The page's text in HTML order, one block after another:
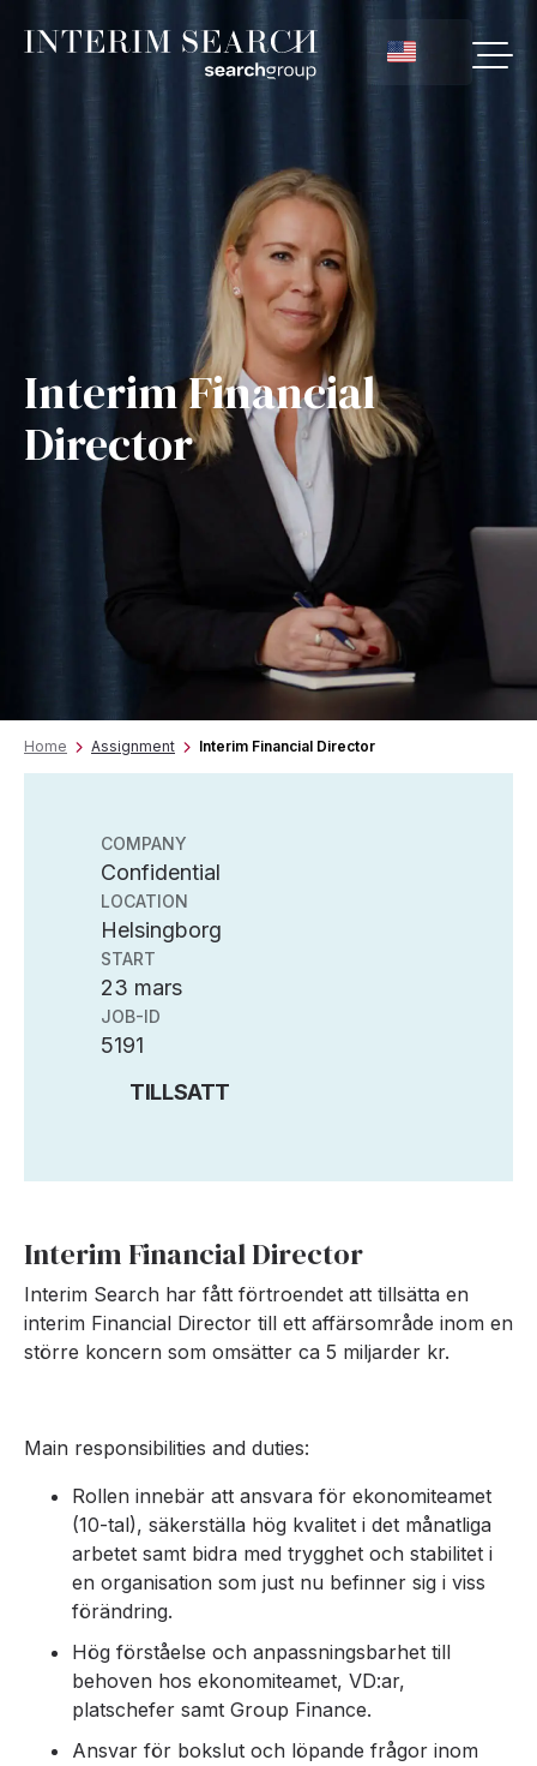
Interim Financial
Director
Home Assignment Interim Financial Director
COMPANY
Confidential
LOCATION
Helsingborg
START
23 mars
JOB-ID
5191
TILLSATT
Interim Financial Director
Interim Search har fått förtroendet att tillsätta en
interim Financial Director till ett affärsområde inom en
större koncern som omsätter ca 5 miljarder kr.
Main responsibilities and duties:
Rollen innebär att ansvara för ekonomiteamet
(10-tal), säkerställa hög kvalitet i det månatliga
arbetet samt bidra med trygghet och stabilitet i
en organisation som just nu befinner sig i viss
förändring.
Hög förståelse och anpassningsbarhet till
behoven hos ekonomiteamet, VD:ar,
platschefer samt Group Finance.
Ansvar för bokslut och löpande frågor inom